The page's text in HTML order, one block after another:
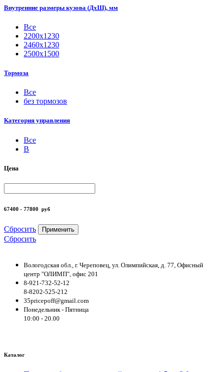
Внутренние размеры кузова (ДхШ), мм
Все
2200х1230
2460х1230
2500х1500
Тормоза
Все
без тормозов
Категория управления
Все
B
Цена
67400 - 77800 руб
Сбросить Применить
Сбросить
Вологодская обл., г. Череповец, ул. Олимпийская, д. 77, Офисный
центр "ОЛИМП", офис 201
8-921-732-52-12
8-8202-525-212
35pricepoff@gmail.com
Понедельник - Пятница
10:00 - 20.00
Каталог